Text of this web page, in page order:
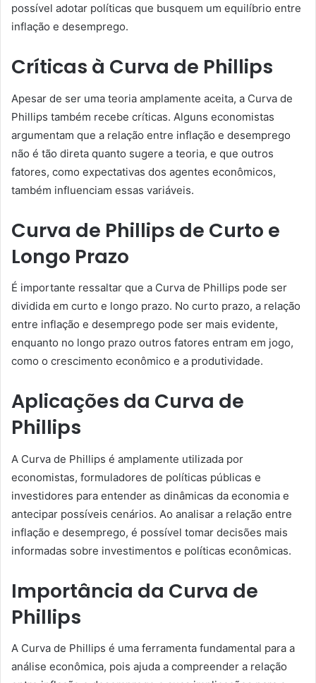
possível adotar políticas que busquem um equilíbrio entre
inflação e desemprego.
Críticas à Curva de Phillips
Apesar de ser uma teoria amplamente aceita, a Curva de
Phillips também recebe críticas. Alguns economistas
argumentam que a relação entre inflação e desemprego
não é tão direta quanto sugere a teoria, e que outros
fatores, como expectativas dos agentes econômicos,
também influenciam essas variáveis.
Curva de Phillips de Curto e
Longo Prazo
É importante ressaltar que a Curva de Phillips pode ser
dividida em curto e longo prazo. No curto prazo, a relação
entre inflação e desemprego pode ser mais evidente,
enquanto no longo prazo outros fatores entram em jogo,
como o crescimento econômico e a produtividade.
Aplicações da Curva de
Phillips
A Curva de Phillips é amplamente utilizada por
economistas, formuladores de políticas públicas e
investidores para entender as dinâmicas da economia e
antecipar possíveis cenários. Ao analisar a relação entre
inflação e desemprego, é possível tomar decisões mais
informadas sobre investimentos e políticas econômicas.
Importância da Curva de
Phillips
A Curva de Phillips é uma ferramenta fundamental para a
análise econômica, pois ajuda a compreender a relação